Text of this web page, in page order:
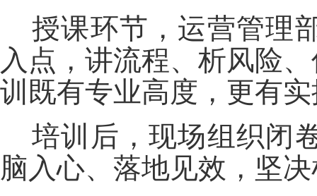
授课环节，运营管理
入点，讲流程、析风险
训既有专业高度，更有
培训后，现场组织闭
脑入心、落地见效，坚